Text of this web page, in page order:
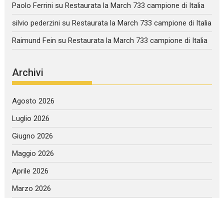
Paolo Ferrini suRestaurata la March 733 campione di Italia
silvio pederzini suRestaurata la March 733 campione di Italia
Raimund Fein suRestaurata la March 733 campione di Italia
Archivi
Agosto 2026
Luglio 2026
Giugno 2026
Maggio 2026
Aprile 2026
Marzo 2026